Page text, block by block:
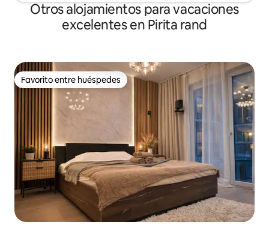
Otros alojamientos para vacaciones
excelentes en Pirita rand
Favorito entre huéspedes
Favorito entre huéspedes